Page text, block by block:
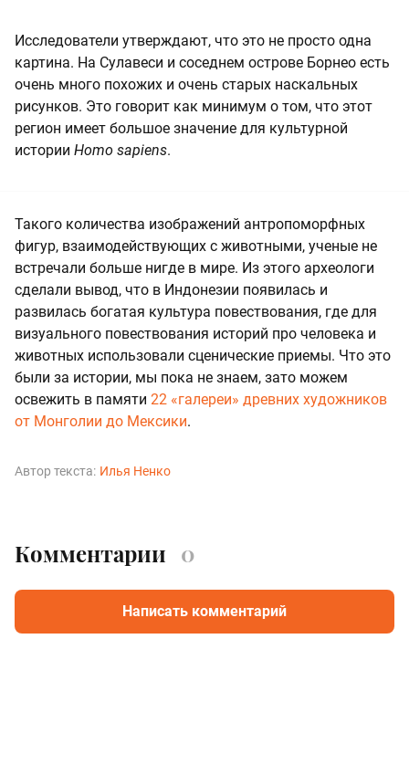
Исследователи утверждают, что это не просто одна
картина. На Сулавеси и соседнем острове Борнео есть
очень много похожих и очень старых наскальных
рисунков. Это говорит как минимум о том, что этот
регион имеет большое значение для культурной
истории Homo sapiens.
Такого количества изображений антропоморфных
фигур, взаимодействующих с животными, ученые не
встречали больше нигде в мире. Из этого археологи
сделали вывод, что в Индонезии появилась и
развилась богатая культура повествования, где для
визуального повествования историй про человека и
животных использовали сценические приемы. Что это
были за истории, мы пока не знаем, зато можем
освежить в памяти 22 «галереи» древних художников
от Монголии до Мексики.
Автор текста: Илья Ненко
Комментарии 0
Написать комментарий